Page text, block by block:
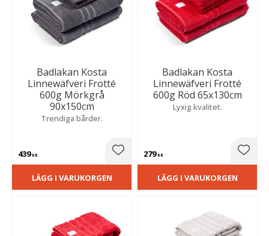
Badlakan Kosta
Linnewäfveri Frotté
600g Mörkgrå
90x150cm
Trendiga bårder.
439KR Lägg till i favoriter
LÄGG I VARUKORGEN
Badlakan Kosta
Linnewäfveri Frotté
600g Röd 65x130cm
Lyxig kvalitet.
279KR
LÄGG I VARUKORGEN